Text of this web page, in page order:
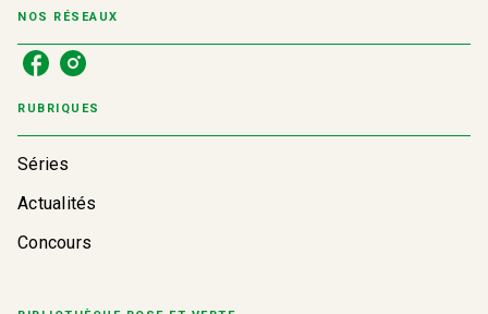
NOS RÉSEAUX
RUBRIQUES
Séries
Actualités
Concours